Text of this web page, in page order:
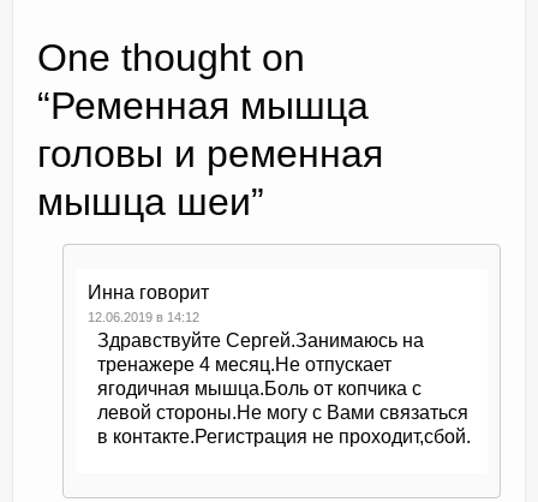
One thought on
“Ременная мышца
головы и ременная
мышца шеи”
Инна говорит
12.06.2019 в 14:12
Здравствуйте Сергей.Занимаюсь на
тренажере 4 месяц.Не отпускает
ягодичная мышца.Боль от копчика с
левой стороны.Не могу с Вами связаться
в контакте.Регистрация не проходит,сбой.